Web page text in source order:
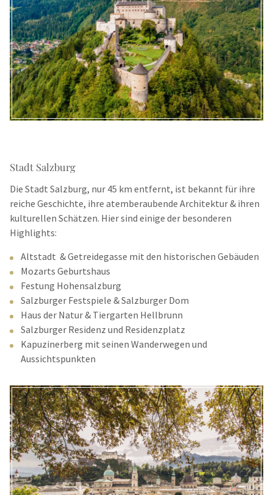
Stadt Salzburg
Die Stadt Salzburg, nur 45 km entfernt, ist bekannt für ihre
reiche Geschichte, ihre atemberaubende Architektur & ihren
kulturellen Schätzen. Hier sind einige der besonderen
Highlights:
Altstadt & Getreidegasse mit den historischen Gebäuden
Mozarts Geburtshaus
Festung Hohensalzburg
Salzburger Festspiele & Salzburger Dom
Haus der Natur & Tiergarten Hellbrunn
Salzburger Residenz und Residenzplatz
Kapuzinerberg mit seinen Wanderwegen und
Aussichtspunkten